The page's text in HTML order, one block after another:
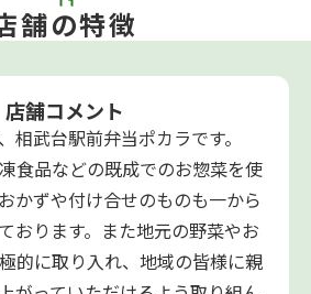
舗の特徴
店舗コメント
相武台駅前弁当ポカラです。
食品などの既成でのお惣菜を使
かずや付け合せのものも一から
おります。また地元の野菜やお
的に取り入れ、地域の皆様に親